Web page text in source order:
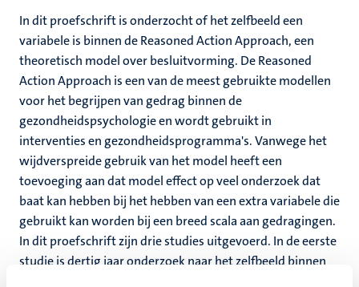
In dit proefschrift is onderzocht of het zelfbeeld een
variabele is binnen de Reasoned Action Approach, een
theoretisch model over besluitvorming. De Reasoned
Action Approach is een van de meest gebruikte modellen
voor het begrijpen van gedrag binnen de
gezondheidspsychologie en wordt gebruikt in
interventies en gezondheidsprogramma's. Vanwege het
wijdverspreide gebruik van het model heeft een
toevoeging aan dat model effect op veel onderzoek dat
baat kan hebben bij het hebben van een extra variabele die
gebruikt kan worden bij een breed scala aan gedragingen.
In dit proefschrift zijn drie studies uitgevoerd. In de eerste
studie is dertig jaar onderzoek naar het zelfbeeld binnen